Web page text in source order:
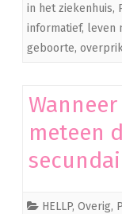
in het ziekenhuis,
informatief, leven
geboorte,
meteen
HELLP, Overig,